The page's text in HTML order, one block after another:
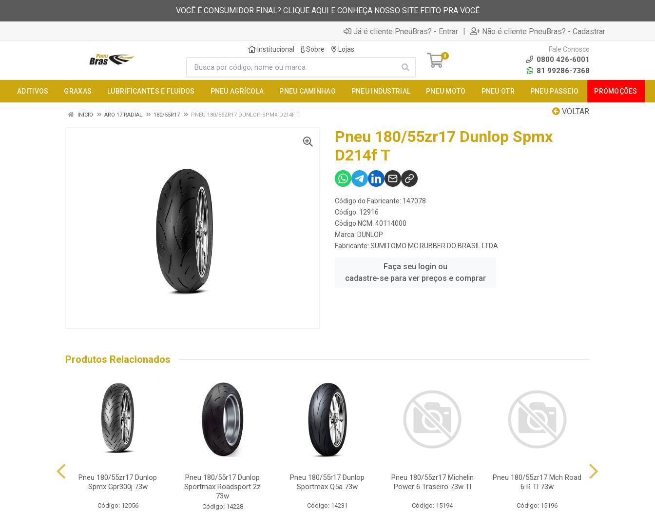
VOCÊ É CONSUMIDOR FINAL? CLIQUE AQUI E CONHEÇA NOSSO SITE FEITO PRA VOCÊ
Já é cliente PneuBras? - Entrar | Não é cliente PneuBras? - Cadastrar
Institucional Sobre Lojas
0
Fale Conosco
0800 426-6001
81 99286-7368
ADITIVOS GRAXAS LUBRIFICANTES E FLUIDOS PNEU AGRÍCOLA PNEU CAMINHAO PNEU INDUSTRIAL PNEU MOTO PNEU OTR PNEU PASSEIO PROMOÇÕES
VOLTAR
INÍCIO ARO 17 RADIAL 180/55R17 PNEU 180/55ZR17 DUNLOP SPMX D214F T
Pneu 180/55zr17 Dunlop Spmx
D214f T
Código do Fabricante: 147078
Código: 12916
Código NCM: 40114000
Marca: DUNLOP
Fabricante: SUMITOMO MC RUBBER DO BRASIL LTDA
Faça seu login ou
cadastre-se para ver preços e comprar
Produtos Relacionados
Pneu 180/55zr17 Dunlop
Spmx Gpr300j 73w
Código: 12056
Pneu 180/55r17 Dunlop
Sportmax Roadsport 2z
73w
Código: 14228
Pneu 180/55r17 Dunlop
Sportmax Q5a 73w
Código: 14231
Pneu 180/55zr17 Michelin
Power 6 Traseiro 73w Tl
Código: 15194
Pneu 180/55zr17 Mch Road
6 R Tl 73w
Código: 15196